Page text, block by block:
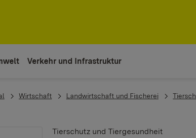
Verkehr und Infrastruktur
Wirtschaft Landwirtschaft und Fischerei
Tierschutz und Tiergesundheit